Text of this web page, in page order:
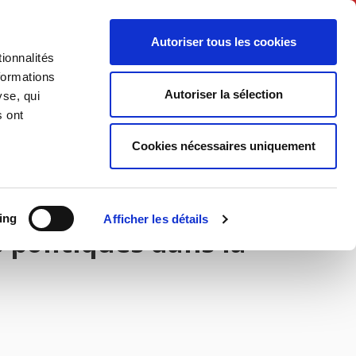
qui
ont
Afficher les détails
Autoriser tous les cookies
Autoriser la sélection
Cookies nécessaires uniquement
Français
Politique Société
dans la